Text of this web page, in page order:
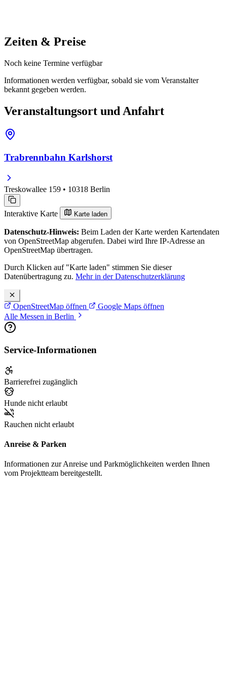
Zeiten & Preise
Noch keine Termine verfügbar
Informationen werden verfügbar, sobald sie vom Veranstalter
bekannt gegeben werden.
Veranstaltungsort und Anfahrt
Trabrennbahn Karlshorst
Treskowallee 159 • 10318 Berlin
Interaktive Karte Karte laden
Datenschutz-Hinweis: Beim Laden der Karte werden Kartendaten
von OpenStreetMap abgerufen. Dabei wird Ihre IP-Adresse an
OpenStreetMap übertragen.
Durch Klicken auf "Karte laden" stimmen Sie dieser
Datenübertragung zu. Mehr in der Datenschutzerklärung
OpenStreetMap öffnen
Google Maps öffnen
Alle Messen in Berlin
Service-Informationen
Barrierefrei zugänglich
Hunde nicht erlaubt
Rauchen nicht erlaubt
Anreise & Parken
Informationen zur Anreise und Parkmöglichkeiten werden Ihnen
vom Projektteam bereitgestellt.